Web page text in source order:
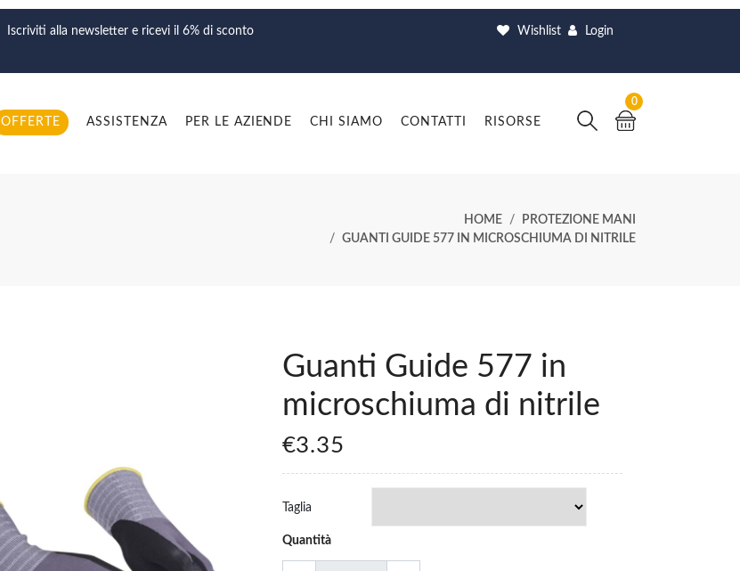
Iscriviti alla newsletter e ricevi il 6% di sconto Wishlist Login
OFFERTE ASSISTENZA PER LE AZIENDE CHI SIAMO CONTATTI RISORSE
0
HOME
PROTEZIONE MANI
GUANTI GUIDE 577 IN MICROSCHIUMA DI NITRILE
Guanti Guide 577 in
microschiuma di nitrile
€3.35
Taglia
Quantità